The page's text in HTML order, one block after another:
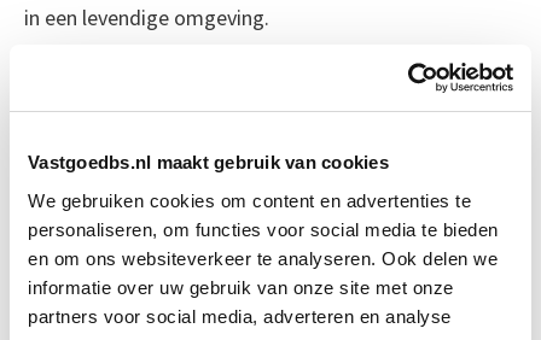
Vastgoedbs.nl maakt gebruik van cookies
We gebruiken cookies om content en advertenties te
personaliseren, om functies voor social media te bieden
en om ons websiteverkeer te analyseren. Ook delen we
informatie over uw gebruik van onze site met onze
partners voor social media, adverteren en analyse
in een levendige omgeving.
Boeiend verhaal? Duik dan eens
in deze opleidingen:
Vastgoedmanagement Start wo 16 sep